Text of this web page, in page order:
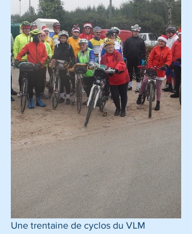
Une trentaine de cyclos du VLM